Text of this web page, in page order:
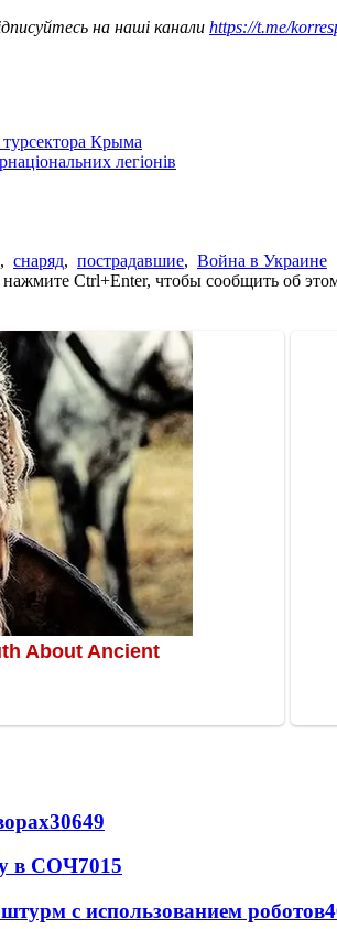
на наші канали https://t.me/
Крыма
легіонів
, снаряд, пострадавшие, Война в Украине
Ctrl+Enter, чтобы сообщить об
30649
в СОЧ7015
с использованием роботов